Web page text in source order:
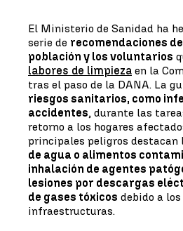
El Ministerio de Sanidad ha
serie de recomendaciones
población y los voluntarios
labores de limpieza en la
tras el paso de la DANA. La
riesgos sanitarios, como
accidentes, durante las
retorno a los hogares
principales peligros destacan
de agua o alimentos
inhalación de agentes
lesiones por descargas
de gases tóxicos debido a los
infraestructuras.